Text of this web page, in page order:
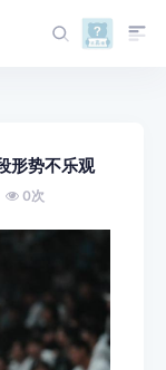
形势不乐观
0次